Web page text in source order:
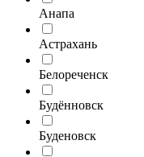
Анапа
Астрахань
Белореченск
Будённовск
Буденовск